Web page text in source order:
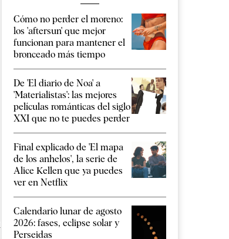
Cómo no perder el moreno:
los 'aftersun' que mejor
funcionan para mantener el
bronceado más tiempo
De 'El diario de Noa' a
'Materialistas': las mejores
películas románticas del siglo
XXI que no te puedes perder
Final explicado de 'El mapa
de los anhelos', la serie de
Alice Kellen que ya puedes
ver en Netflix
Calendario lunar de agosto
2026: fases, eclipse solar y
Perseidas